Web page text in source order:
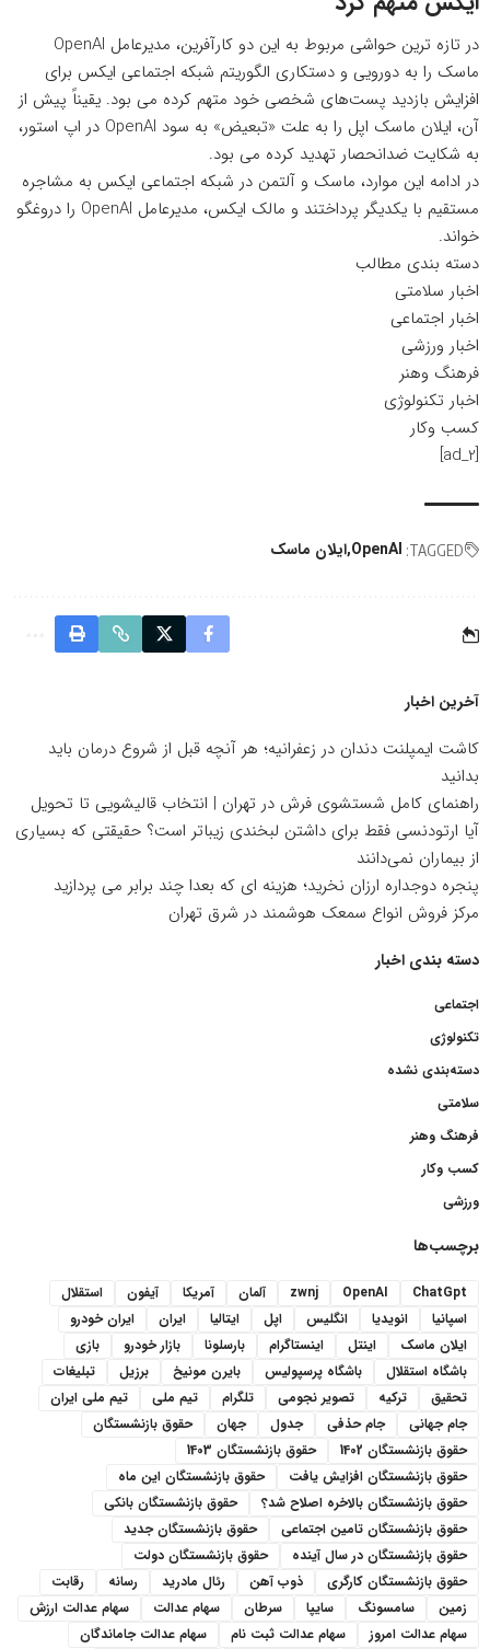
در تازه ترین حواشی مربوط به این دو کارآفرین، مدیرعامل OpenAI
ماسک را به دورویی و دستکاری الگوریتم شبکه اجتماعی ایکس برای
افزایش بازدید پست‌های شخصی‌ خود متهم کرده می بود. یقیناً پیش از
آن، ایلان ماسک اپل را به علت «تبعیض» به سود OpenAI در اپ استور،
به شکایت ضدانحصار تهدید کرده می بود.
در ادامه این موارد، ماسک و آلتمن در شبکه اجتماعی ایکس به مشاجره
مستقیم با یکدیگر پرداختند و مالک ایکس، مدیرعامل OpenAI را دروغگو
خواند.
دسته بندی مطالب
اخبار سلامتی
اخبار اجتماعی
اخبار ورزشی
فرهنگ وهنر
اخبار تکنولوژی
کسب وکار
[ad_2]
TAGGED:
OpenAI ایلان ماسک
آخرین اخبار
کاشت ایمپلنت دندان در زعفرانیه؛ هر آنچه قبل از شروع درمان باید
بدانید
راهنمای کامل شستشوی فرش در تهران | انتخاب قالیشویی تا تحویل
آیا ارتودنسی فقط برای داشتن لبخندی زیباتر است؟ حقیقتی که بسیاری
از بیماران نمی‌دانند
پنجره دوجداره ارزان نخرید؛ هزینه ای که بعدا چند برابر می پردازید
مرکز فروش انواع سمعک هوشمند در شرق تهران
دسته بندی اخبار
اجتماعی
تکنولوژی
دسته‌بندی نشده
سلامتی
فرهنگ وهنر
کسب وکار
ورزشی
برچسب‌ها
ChatGpt
OpenAI
zwnj آلمان آمریکا آیفون
استقلال
اسپانیا
انویدیا انگلیس اپل ایتالیا ایران
ایران خودرو
ایلان ماسک
اینتل اینستاگرام بارسلونا بازار خودرو
بازی
باشگاه استقلال
باشگاه پرسپولیس بایرن مونیخ برزیل
تبلیغات
تحقیق
ترکیه تصویر نجومی تلگرام تیم ملی
تیم ملی ایران
جام جهانی
جام حذفی جدول جهان
حقوق بازنشستگان
حقوق بازنشستگان 1402
حقوق بازنشستگان 1403
حقوق بازنشستگان افزایش یافت
حقوق بازنشستگان این ماه
حقوق بازنشستگان بالاخره اصلاح شد؟
حقوق بازنشستگان بانکی
حقوق بازنشستگان تامین اجتماعی
حقوق بازنشستگان جدید
حقوق بازنشستگان در سال آینده
حقوق بازنشستگان دولت
حقوق بازنشستگان کارگری
ذوب آهن رئال مادرید رسانه
رقابت
زمین
سامسونگ سایپا سرطان سهام عدالت
سهام عدالت ارزش
سهام عدالت امروز
سهام عدالت ثبت نام
سهام عدالت جاماندگان